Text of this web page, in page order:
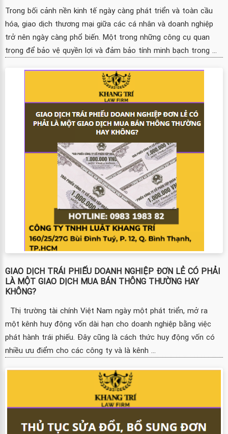
Trong bối cảnh nền kinh tế ngày càng phát triển và toàn cầu
hóa, giao dịch thương mại giữa các cá nhân và doanh nghiệp
trở nên ngày càng phổ biến. Một trong những công cụ quan
trọng để bảo vệ quyền lợi và đảm bảo tính minh bạch trong ...
GIAO DỊCH TRÁI PHIẾU DOANH NGHIỆP ĐƠN LẺ CÓ PHẢI
LÀ MỘT GIAO DỊCH MUA BÁN THÔNG THƯỜNG HAY
KHÔNG?
Thị trường tài chính Việt Nam ngày một phát triển, mở ra
một kênh huy động vốn dài hạn cho doanh nghiệp bằng việc
phát hành trái phiếu. Đây cũng là cách thức huy động vốn có
nhiều ưu điểm cho các công ty và là kênh ...